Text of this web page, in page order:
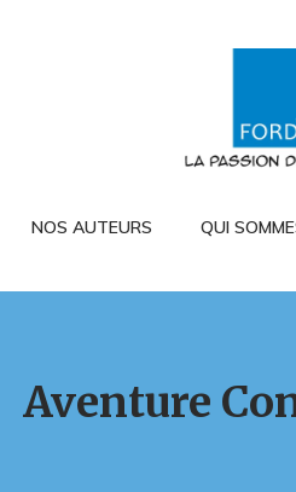
NOS AUTEURS QUI
Aventure